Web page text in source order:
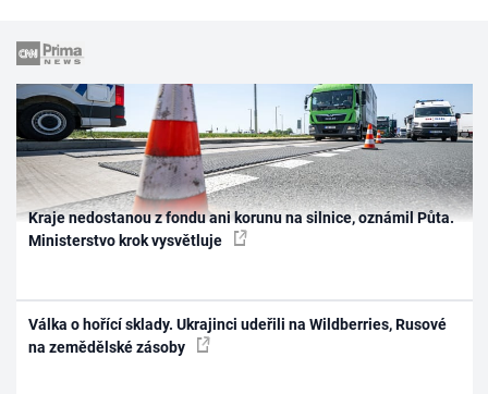
Kraje nedostanou z fondu ani korunu na silnice, oznámil Půta.
Ministerstvo krok vysvětluje
Válka o hořící sklady. Ukrajinci udeřili na Wildberries, Rusové
na zemědělské zásoby